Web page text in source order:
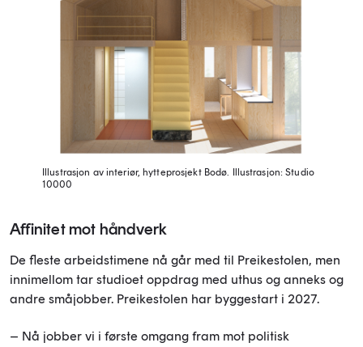
Illustrasjon av interiør, hytteprosjekt Bodø.
Illustrasjon: Studio
10000
Affinitet mot håndverk
De fleste arbeidstimene nå går med til Preikestolen, men
innimellom tar studioet oppdrag med uthus og anneks og
andre småjobber. Preikestolen har byggestart i 2027.
– Nå jobber vi i første omgang fram mot politisk